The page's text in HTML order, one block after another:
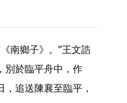
別於臨平舟中，作
追送陳襄至臨平，